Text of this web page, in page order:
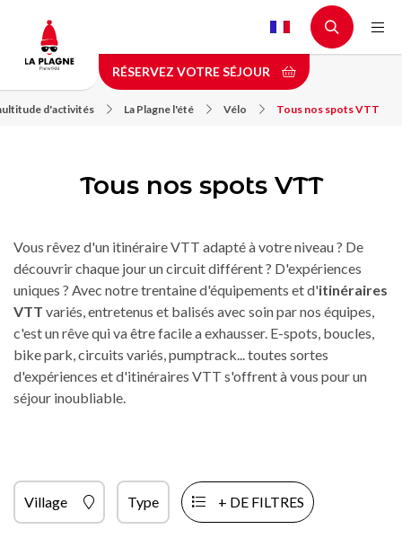
contenu
principal
RÉSERVEZ VOTRE SÉJOUR
d'activités La Plagne l'été Vélo Tous nos spots VTT
Tous nos spots VTT
Vous rêvez d'un itinéraire VTT adapté à votre niveau ? De
découvrir chaque jour un circuit différent ? D'expériences
uniques ? Avec notre trentaine d'équipements et d'itinéraires
VTT variés, entretenus et balisés avec soin par nos équipes,
c'est un rêve qui va être facile a exhausser. E-spots, boucles,
bike park, circuits variés, pumptrack... toutes sortes
d'expériences et d'itinéraires VTT s'offrent à vous pour un
séjour inoubliable.
Village Type + DE FILTRES